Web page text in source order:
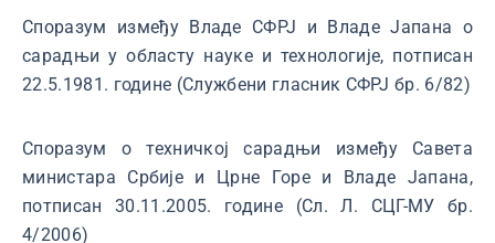
Споразум између Владе СФРЈ и Владе Јапана о
сарадњи у областу науке и технологије, потписан
22.5.1981. године (Службени гласник СФРЈ бр. 6/82)
Споразум о техничкој сарадњи између Савета
министара Србије и Црне Горе и Владе Јапана,
потписан 30.11.2005. године (Сл. Л. СЦГ-МУ бр.
4/2006)